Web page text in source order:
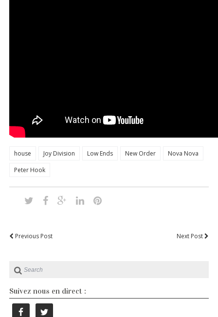
house Joy Division Low Ends New Order
Nova Nova
Peter Hook
Previous Post Next Post
Suivez nous en direct :